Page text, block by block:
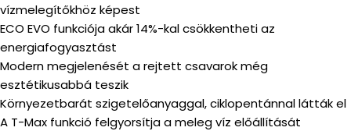
vízmelegítőkhöz képest
ECO EVO funkciója akár 14%-kal csökkentheti az
energiafogyasztást
Modern megjelenését a rejtett csavarok még
esztétikusabbá teszik
Környezetbarát szigetelőanyaggal, ciklopentánnal látták el
A T-Max funkció felgyorsítja a meleg víz előállítását